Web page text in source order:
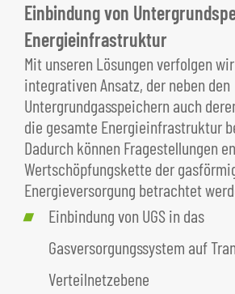
Einbindung von
Energieinfrastruktur
Mit unseren Lösungen verfolgen
integrativen Ansatz, der neben den
Untergrundgasspeichern auch
die gesamte Energieinfrastruktur
Dadurch können Fragestellungen
Wertschöpfungskette der
Energieversorgung betrachtet
Einbindung von UGS in das
Gasversorgungssystem auf
Verteilnetzebene